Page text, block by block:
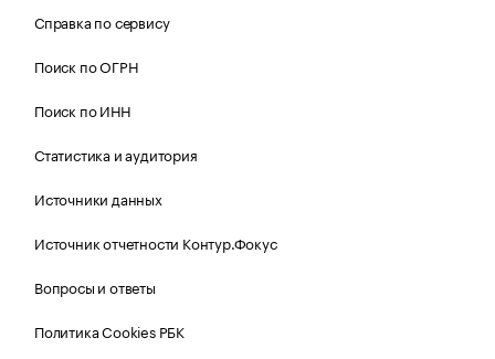
Справка по сервису
Поиск по ОГРН
Поиск по ИНН
Статистика и аудитория
Источники данных
Источник отчетности Контур.Фокус
Вопросы и ответы
Политика Cookies РБК